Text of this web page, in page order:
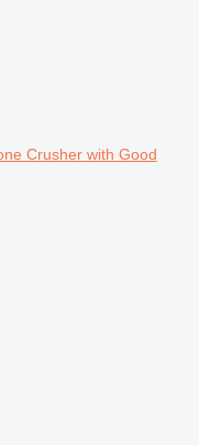
Crusher with Good